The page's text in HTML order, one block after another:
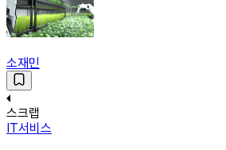
소재민
스크랩
IT서비스